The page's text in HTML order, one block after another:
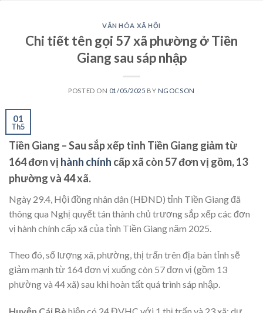
VĂN HÓA XÃ HỘI
Chi tiết tên gọi 57 xã phường ở Tiền
Giang sau sáp nhập
POSTED ON 01/05/2025 BY NGOCSON
01
Th5
Tiền Giang – Sau sắp xếp tỉnh Tiền Giang giảm từ
164 đơn vị hành chính cấp xã còn 57 đơn vị gồm, 13
phường và 44 xã.
Ngày 29.4, Hội đồng nhân dân (HĐND) tỉnh Tiền Giang đã
thông qua Nghị quyết tán thành chủ trương sắp xếp các đơn
vị hành chính cấp xã của tỉnh Tiền Giang năm 2025.
Theo đó, số lượng xã, phường, thị trấn trên địa bàn tỉnh sẽ
giảm mạnh từ 164 đơn vị xuống còn 57 đơn vị (gồm 13
phường và 44 xã) sau khi hoàn tất quá trình sáp nhập.